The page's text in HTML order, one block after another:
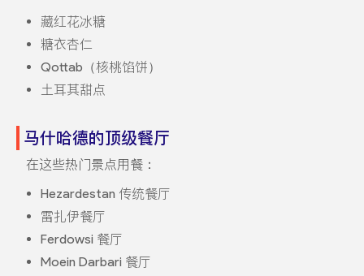
藏红花冰糖
糖衣杏仁
Qottab（核桃馅饼）
土耳其甜点
马什哈德的顶级餐厅
在这些热门景点用餐：
Hezardestan 传统餐厅
雷扎伊餐厅
Ferdowsi 餐厅
Moein Darbari 餐厅